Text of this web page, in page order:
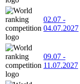
02.07 -
04.07.2027
09.07 -
11.07.2027